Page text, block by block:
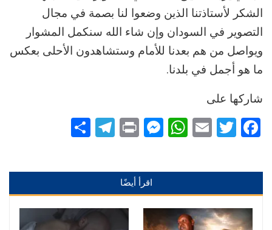
الشكر لأستاذتنا الذين وضعوا لنا بصمة في مجال
التصوير في السودان وإن شاء الله سنكمل المشوار
ويواصل من هم بعدنا للأمام وستشاهدون الأحلى بعكس
ما هو أجمل في بلدنا.
شاركها على
Facebook
Twitter
Email
WhatsApp
Messenger
Print
Telegram
اقرأ أيضًا